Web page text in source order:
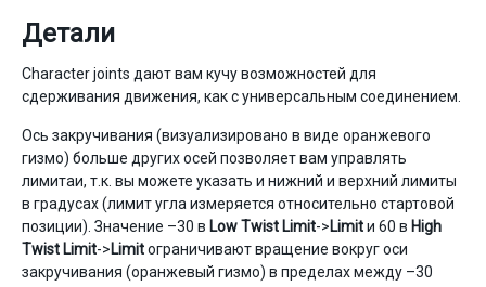
Детали
Character joints дают вам кучу возможностей для
сдерживания движения, как с универсальным соединением.
Ось закручивания (визуализировано в виде оранжевого
гизмо) больше других осей позволяет вам управлять
лимитаи, т.к. вы можете указать и нижний и верхний лимиты
в градусах (лимит угла измеряется относительно стартовой
позиции). Значение –30 в Low Twist Limit->Limitи 60 в High
Twist Limit->Limitограничивают вращение вокруг оси
закручивания (оранжевый гизмо) в пределах между –30